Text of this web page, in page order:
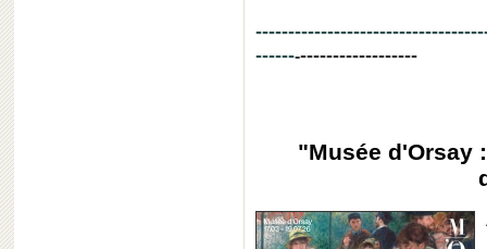
-------------------------
"Musée d'Orsay